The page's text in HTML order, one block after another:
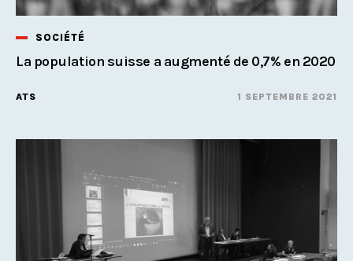
SOCIÉTÉ
La population suisse a augmenté de 0,7% en 2020
ATS 1 SEPTEMBRE 2021